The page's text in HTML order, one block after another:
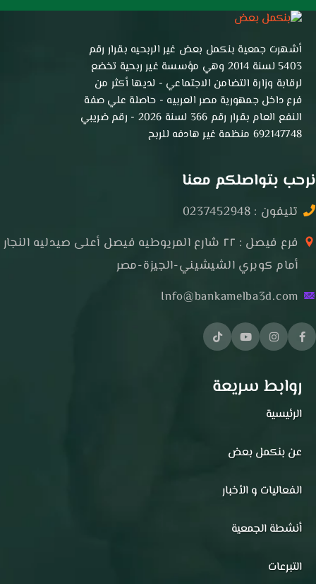
أشهرت جمعية بنكمل بعض غير الربحيه بقرار رقم
5403 لسنة 2014 وهي مؤسسة غير ربحية تخضع
لرقابة وزارة التضامن الاجتماعي - لديها أكثر من
فرع داخل جمهورية مصر العربيه - حاصلة علي صفة
النفع العام بقرار رقم 366 لسنة 2026 - رقم ضريبي
692147748 منظمة غير هادفه للربح
نرحب بتواصلكم معنا
تليفون : 0237452948
فرع فيصل : ٢٢ شارع المريوطيه فيصل أعلى صيدليه النجار
أمام كوبري الشيشيني-الجيزة-مصر
Info@bankamelba3d.com
روابط سريعة
الرئيسية
عن بنكمل بعض
الفعاليات و الأخبار
أنشطة الجمعية
التبرعات